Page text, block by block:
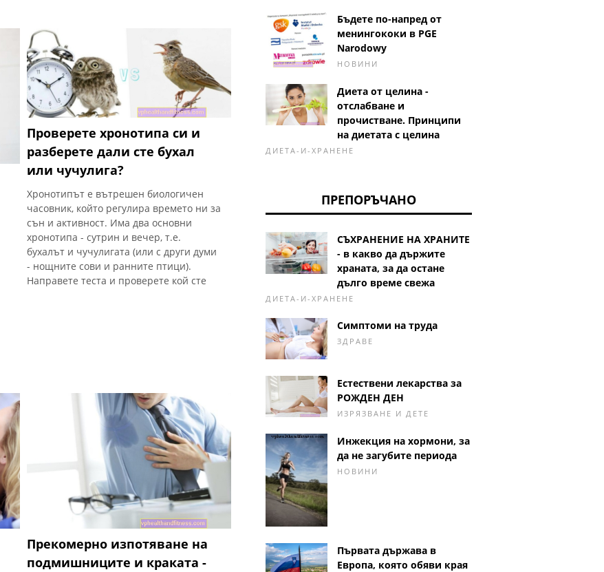
Проверете хронотипа си и
разберете дали сте бухал
или чучулига?
Хронотипът е вътрешен биологичен
часовник, който регулира времето ни за
сън и активност. Има два основни
хронотипа - сутрин и вечер, т.е.
бухалът и чучулигата (или с други думи
- нощните сови и ранните птици).
Направете теста и проверете кой сте
Прекомерно изпотяване на
подмишниците и краката -
Бъдете по-напред от
менингококи в PGE
Narodowy
НОВИНИ
Диета от целина -
отслабване и
прочистване. Принципи
на диетата с целина
ДИЕТА-И-ХРАНЕНЕ
ПРЕПОРЪЧАНО
СЪХРАНЕНИЕ НА ХРАНИТЕ
- в какво да държите
храната, за да остане
дълго време свежа
ДИЕТА-И-ХРАНЕНЕ
Симптоми на труда
ЗДРАВЕ
Естествени лекарства за
РОЖДЕН ДЕН
ИЗРЯЗВАНЕ И ДЕТЕ
Инжекция на хормони, за
да не загубите периода
НОВИНИ
Първата държава в
Европа, която обяви края